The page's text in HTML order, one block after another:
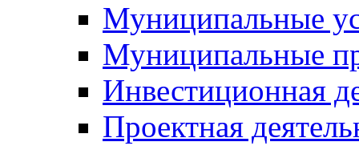
Муниципальные
Муниципальные
Инвестиционная
Проектная